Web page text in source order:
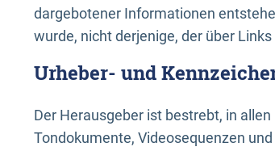
dargebotener Informationen
wurde, nicht derjenige, der über
Urheber- und
Der Herausgeber ist bestrebt, in
Tondokumente, Videosequenzen